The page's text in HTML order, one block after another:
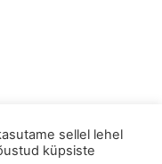
sellel lehel
küpsiste